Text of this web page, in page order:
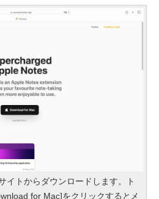
イトからダウンロードします。ト
for Mac]をクリックするとメ